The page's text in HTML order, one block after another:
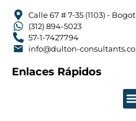
Calle 67 # 7-35 (1103) -
(312) 894-5023
57-1-7427794
info@dulton-
Enlaces Rápidos